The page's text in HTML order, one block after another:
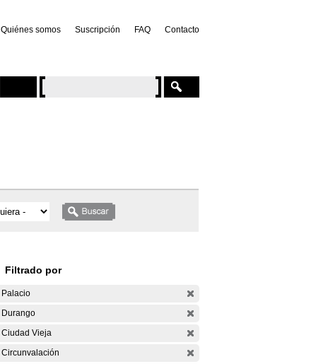
Quiénes somos Suscripción FAQ Contacto
Filtrado por
Palacio
Durango
Ciudad Vieja
Circunvalación